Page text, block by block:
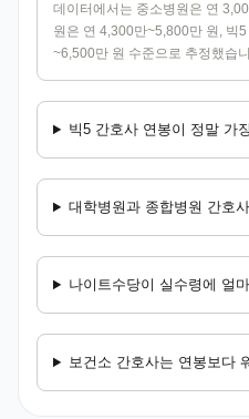
데이터에서는 중소병원은 연
원은 연 4,300만~5,800만 원, 빅
~6,500만 원 수준으로 추정했습
빅5 간호사 연봉이 정말 가
대학병원과 종합병원 간호
나이트수당이 실수령에 얼
보건소 간호사는 연봉보다